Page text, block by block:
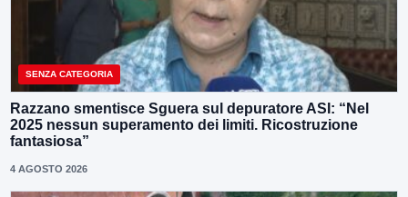
SENZA CATEGORIA
Razzano smentisce Sguera sul depuratore ASI: “Nel
2025 nessun superamento dei limiti. Ricostruzione
fantasiosa”
4 AGOSTO 2026